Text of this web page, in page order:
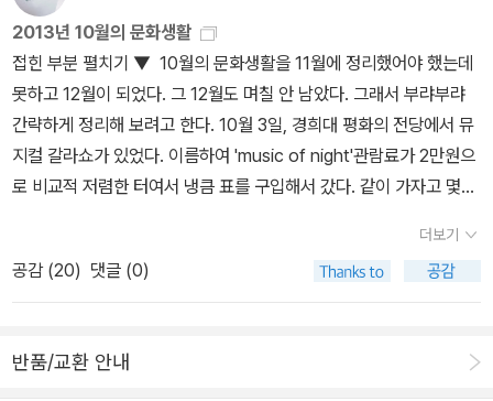
해 볼래? 라는 말조차 없이 내가 못먹는 음식들을 피해서 메뉴를 골
랐다. 친구야 땡큐!도착해서 먹은 건 부산밀면과 갈비만두, 저녁은 순
두부찌개와 비빔밥, 후식은 고디바 아이스크림, 그리고 야식은 치맥!
다음날 아침은 라면, 점심은 삼겹살, 간식은 씨앗 호떡과 어묵 등 주전
부리...이중 가장 맛있었던 건 3,500원밖에 하지 않는 밀면이었다.
가장 덥고 시장할 때 먹었기도 했지만 냉면 상상할 때의 맛이 아니었
다. 훨씬 부드럽게 감기는 느낌. 서울에서 먹어도 같은 맛일까? 근데
서울에서도 파나? 설마 어딘가 팔겠지. 원래 바닷물 입수 계획은 둘
다 없었다. 그래도 해운대까지 가서 발목은 적셔야 하지 않을까 싶어
베이 101. 나름 홍콩삘 나는 야경이 유명하다는 곳이었다. 태풍전야
2013년 10월의 문화생활
접힌 부분 펼치기 ▼ 10월의 문화생활을 11월에 정리했어야 했는데
못하고 12월이 되었다. 그 12월도 며칠 안 남았다. 그래서 부랴부랴
간략하게 정리해 보려고 한다. 10월 3일, 경희대 평화의 전당에서 뮤
지컬 갈라쇼가 있었다. 이름하여 'music of night'관람료가 2만원으
로 비교적 저렴한 터여서 냉큼 표를 구입해서 갔다. 같이 가자고 몇몇
화된 경우가 별로 없는 것처럼, 이렇게 많은 뮤지션들이 나오는 공연
은 별로인 경우가 많아서 나도 크게 기대를 했던 건 아니다. 갈 때 엄
청나게 삽질을 했고, 돌아올 때도 버스 반대 방향으로 잘못 타고 삽질
도 매우 재밌었다. 원래도 과대평가 되었다고 여기고 있던 김소현 무
더보기
공감 (20) 댓글 (0)
반품/교환 안내